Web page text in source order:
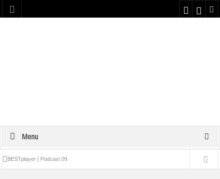
Menu
BESTplayer | Podcast 09